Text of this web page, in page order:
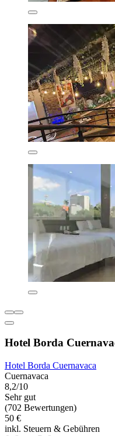
Hotel Borda
Hotel Borda Cuernavaca
Cuernavaca
8,2/10
Sehr gut
(702 Bewertungen)
50 €
inkl. Steuern & Gebühren